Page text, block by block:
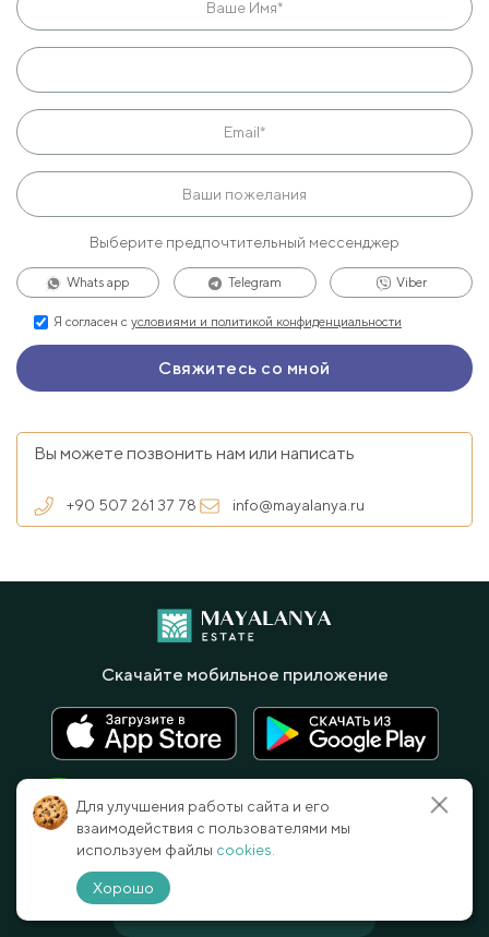
Выберите предпочтительный мессенджер
Whats app Telegram Viber
Я согласен с условиями и политикой конфиденциальности
Вы можете позвонить нам или написать
+90 507 261 37 78 info@mayalanya.ru
Скачайте мобильное приложение
Для улучшения работы сайта и его
взаимодействия с пользователями мы
используем файлы cookies.
Хорошо